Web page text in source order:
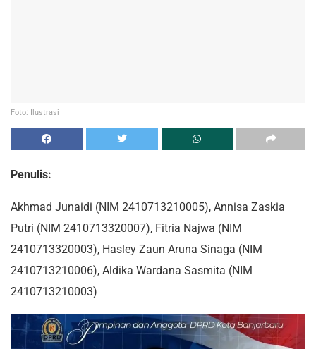
Foto: Ilustrasi
Penulis:
Akhmad Junaidi (NIM 2410713210005), Annisa Zaskia
Putri (NIM 2410713320007), Fitria Najwa (NIM
2410713320003), Hasley Zaun Aruna Sinaga (NIM
2410713210006), Aldika Wardana Sasmita (NIM
2410713210003)